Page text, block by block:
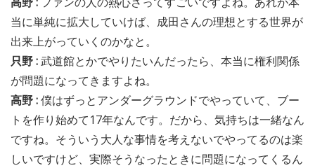
当に単純に拡大していけば、成田さんの理想とする世界が
出来上がっていくのかなと。
只野 :武道館とかでやりたいんだったら、本当に権利関係
が問題になってきますよね。
高野 :僕はずっとアンダーグラウンドでやっていて、ブー
トを作り始めて17年なんです。だから、気持ちは一緒なん
ですね。そういう大人な事情を考えないでやってるのは楽
しいですけど、実際そうなったときに問題になってくるん